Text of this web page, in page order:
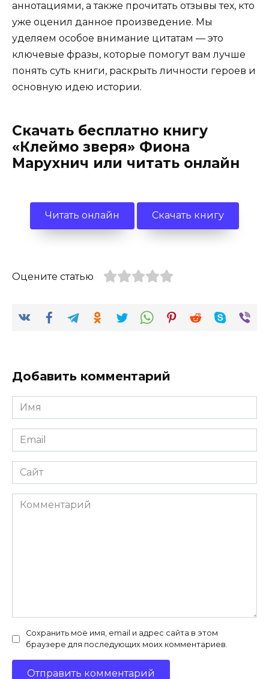
аннотациями, а также прочитать отзывы тех, кто
уже оценил данное произведение. Мы
уделяем особое внимание цитатам — это
ключевые фразы, которые помогут вам лучше
понять суть книги, раскрыть личности героев и
основную идею истории.
Скачать бесплатно книгу
«Клеймо зверя» Фиона
Марухнич или читать онлайн
Читать онлайн Скачать книгу
Оцените статью
Добавить комментарий
Имя
*
Email
*
Сайт
Комментарий
Сохранить моё имя, email и адрес сайта в этом
браузере для последующих моих комментариев.